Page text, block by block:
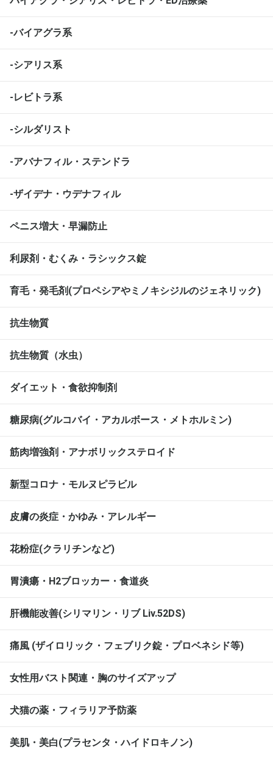
-バイアグラ系
-シアリス系
-レビトラ系
-シルダリスト
-アバナフィル・ステンドラ
-ザイデナ・ウデナフィル
ペニス増大・早漏防止
利尿剤・むくみ・ラシックス錠
育毛・発毛剤(プロペシアやミノキシジルのジェネリック)
抗生物質
抗生物質（水虫）
ダイエット・食欲抑制剤
糖尿病(グルコバイ・アカルボース・メトホルミン)
筋肉増強剤・アナボリックステロイド
新型コロナ・モルヌピラビル
皮膚の炎症・かゆみ・アレルギー
花粉症(クラリチンなど)
胃潰瘍・H2ブロッカー・食道炎
肝機能改善(シリマリン・リブ Liv.52DS)
痛風 (ザイロリック・フェブリク錠・プロベネシド等)
女性用バスト関連・胸のサイズアップ
犬猫の薬・フィラリア予防薬
美肌・美白(プラセンタ・ハイドロキノン)